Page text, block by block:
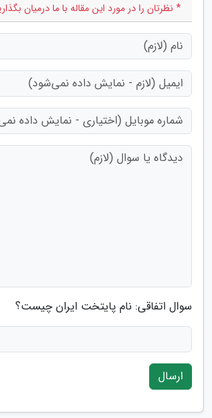
* نظرتان را در مورد این مقاله با ما درمیان
سوال اتفاقی: نام پایتخت ایران چیست؟
ارسال